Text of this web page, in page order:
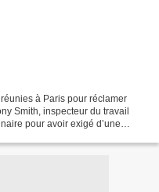
à Paris pour réclamer
Smith, inspecteur du travail
pour avoir exigé d’une